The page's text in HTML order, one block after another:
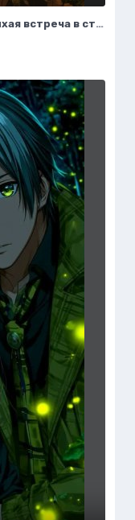
Рассвет на приморской станции: тихая встреча в стиле аниме. Картинка из нейронной сети Midjourney